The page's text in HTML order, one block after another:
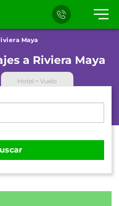
Maya
a Riviera Maya
Hotel + Vuelo